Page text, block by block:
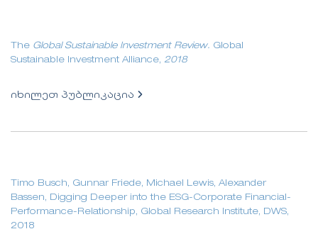
The Global Sustainable Investment Review. Global
Sustainable Investment Alliance, 2018
იხილეთ პუბლიკაცია
Timo Busch, Gunnar Friede, Michael Lewis, Alexander
Bassen, Digging Deeper into the ESG-Corporate Financial-
Performance-Relationship, Global Research Institute, DWS,
2018